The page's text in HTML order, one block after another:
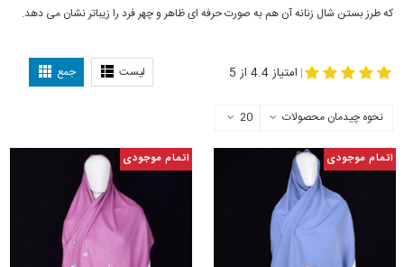
که طرز بستن شال زنانه آن هم به صورت حرفه ای ظاهر و چهر فرد را زیباتر نشان می دهد.
لیست جمع | امتیاز 4.4 از 5
نحوه چیدمان محصولات 20
اتمام موجودی اتمام موجودی